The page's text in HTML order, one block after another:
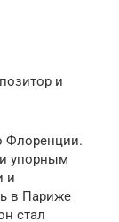
и
Фло­ренции.
и упорным
и
в Пари­же
стал